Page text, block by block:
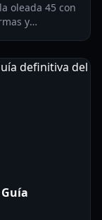
oleada 45 con
y